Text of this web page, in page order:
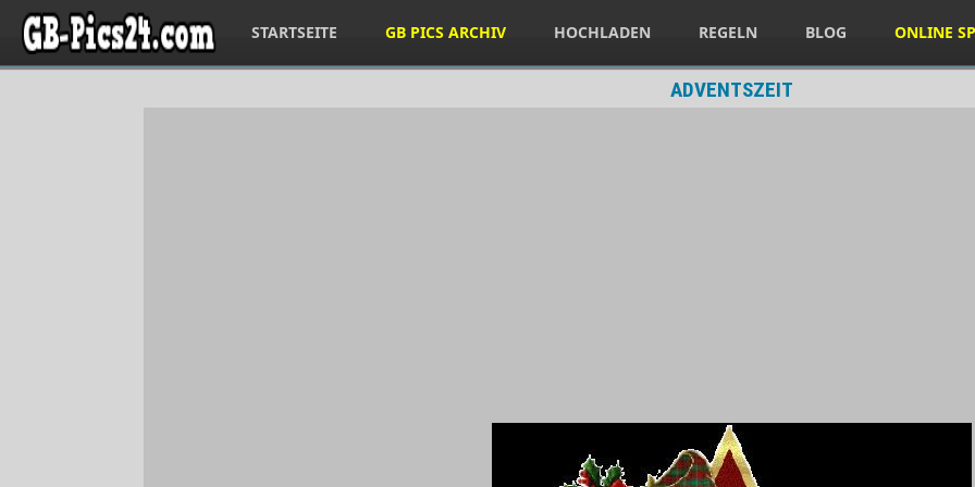
STARTSEITE GB PICS ARCHIV HOCHLADEN REGELN BLOG ONLINE
ADVENTSZEIT